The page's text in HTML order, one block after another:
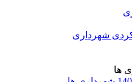
شهرداری
ها